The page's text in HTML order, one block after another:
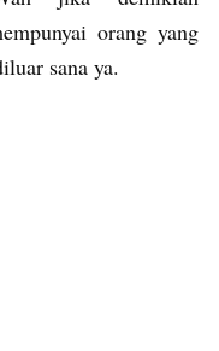
orang yang
sana ya.